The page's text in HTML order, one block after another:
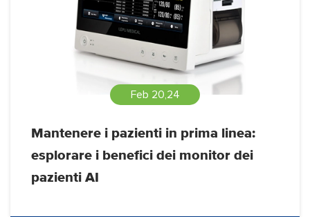
Feb 20,24
Mantenere i pazienti in prima linea:
esplorare i benefici dei monitor dei
pazienti AI